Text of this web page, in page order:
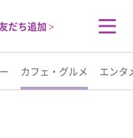
だち追加 >
カフェ・グルメ エンタ